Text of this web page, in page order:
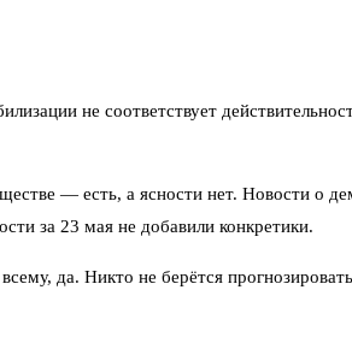
не соответствует
— есть, а ясности нет. Новости о
за 23 мая не добавили конкретики.
да. Никто не берётся